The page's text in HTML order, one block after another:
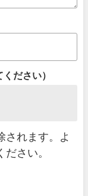
ださい）
されます。よ
さい。